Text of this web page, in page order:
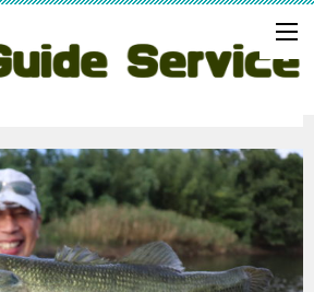
ド」の記事一覧